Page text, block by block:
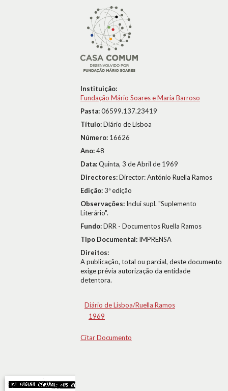
Instituição:
Fundação Mário Soares e Maria Barroso
Pasta:06599.137.23419
Título:Diário de Lisboa
Número: 16626
Ano:48
Data:Quinta, 3 de Abril de 1969
Directores:Director: António Ruella Ramos
Edição:3ª edição
Observações: Inclui supl. "Suplemento
Literário".
Fundo:DRR - Documentos Ruella Ramos
Tipo Documental: IMPRENSA
Direitos:
A publicação, total ou parcial, deste documento
exige prévia autorização da entidade
detentora.
Diário de Lisboa/Ruella Ramos
1969
Citar Documento